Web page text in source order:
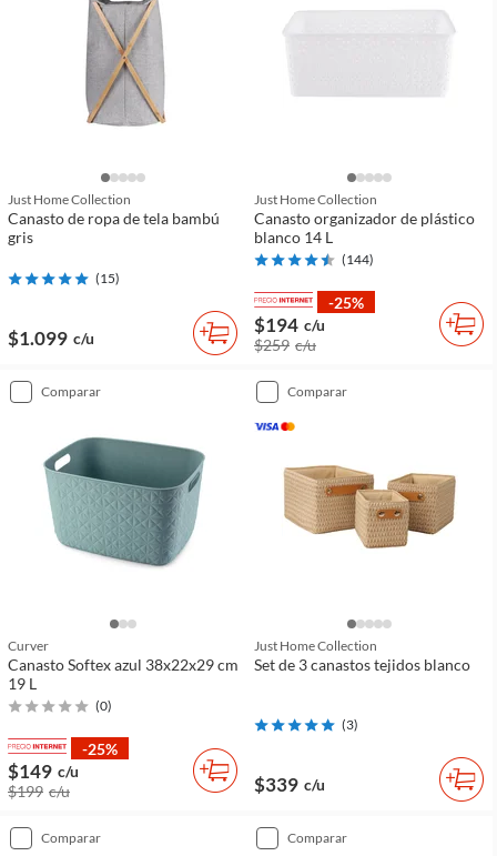
Just Home Collection
Canasto de ropa de tela bambú
gris
(15)
$1.099 c/u
Just Home Collection
Canasto organizador de plástico
blanco 14 L
(144)
-25%
$194 c/u
$259 c/u
comparar
Curver
Canasto Softex azul 38x22x29 cm
19 L
(0)
-25%
$149 c/u
$199 c/u
comparar
Just Home Collection
Set de 3 canastos tejidos blanco
(3)
$339 c/u
comparar comparar